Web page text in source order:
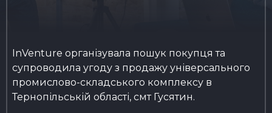
InVenture організувала пошук покупця та
супроводила угоду з продажу універсального
промислово-складського комплексу в
Тернопільській області, смт Гусятин.